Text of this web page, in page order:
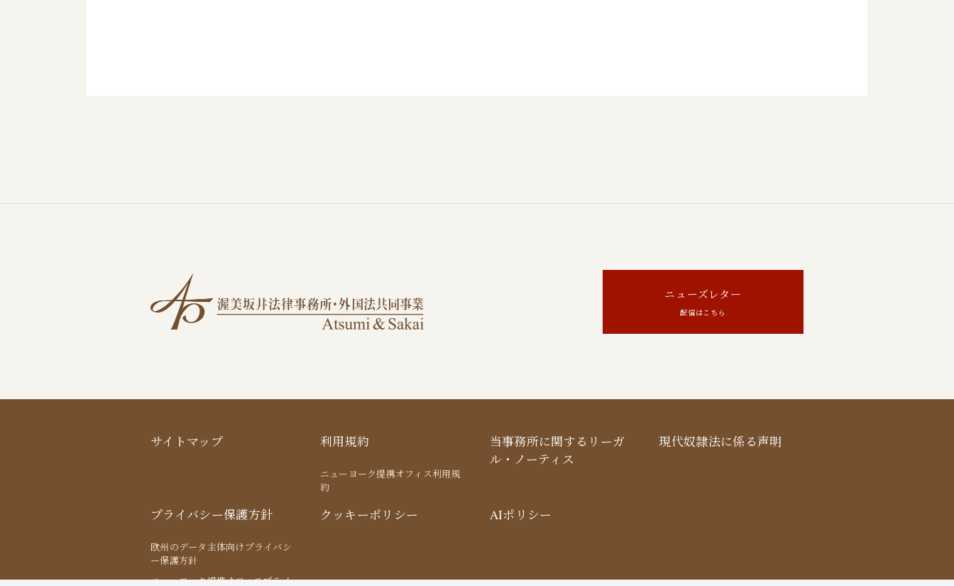
ニューズレター
配信はこちら
サイトマップ 利用規約
ニューヨーク提携オフィス利用規
約
当事務所に関するリーガ
ル・ノーティス
現代奴隷法に係る声明
プライバシー保護方針
欧州のデータ主体向けプライバシ
ー保護方針
ニューヨーク提携オフィスプライ
クッキーポリシー AIポリシー